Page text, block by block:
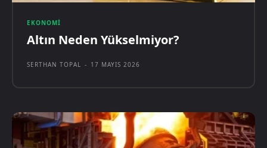
EKONOMI
Altın Neden Yükselmiyor?
SERTHAN TOPAL - 17 MAYIS 2026